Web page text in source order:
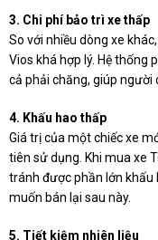
3. Chi phí bảo trì xe thấp
So với nhiều dòng xe
Vios khá hợp lý. Hệ thống
cả phải chăng, giúp người
4. Khấu hao thấp
Giá trị của một chiếc xe
tiên sử dụng. Khi mua xe
tránh được phần lớn khấu
muốn bán lại sau này.
5. Tiết kiệm nhiên liệu